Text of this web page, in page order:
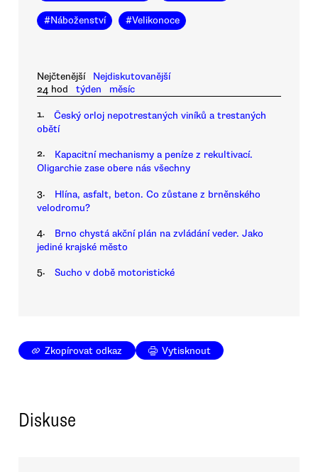
#Náboženství #Velikonoce
Nejčtenější
Nejdiskutovanější
24 hod
týden měsíc
1.
Český orloj nepotrestaných viníků a trestaných
obětí
2.
Kapacitní mechanismy a peníze z rekultivací.
Oligarchie zase obere nás všechny
3.
Hlína, asfalt, beton. Co zůstane z brněnského
velodromu?
4.
Brno chystá akční plán na zvládání veder. Jako
jediné krajské město
5. Sucho v době motoristické
Zkopírovat odkaz Vytisknout
Diskuse